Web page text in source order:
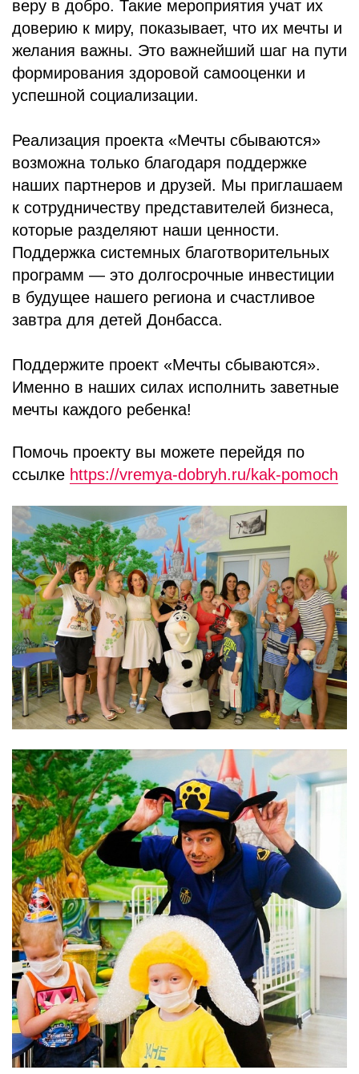
веру в добро. Такие мероприятия учат их
доверию к миру, показывает, что их мечты и
желания важны. Это важнейший шаг на пути
формирования здоровой самооценки и
успешной социализации.
Реализация проекта «Мечты сбываются»
возможна только благодаря поддержке
наших партнеров и друзей. Мы приглашаем
к сотрудничеству представителей бизнеса,
которые разделяют наши ценности.
Поддержка системных благотворительных
программ — это долгосрочные инвестиции
в будущее нашего региона и счастливое
завтра для детей Донбасса.
Поддержите проект «Мечты сбываются».
Именно в наших силах исполнить заветные
мечты каждого ребенка!
Помочь проекту вы можете перейдя по
ссылке https://vremya-dobryh.ru/kak-pomoch